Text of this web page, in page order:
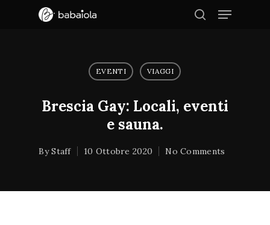
Hit enter to search or ESC to close
EVENTI VIAGGI
Brescia Gay: Locali, eventi
e sauna.
ByStaff 10 Ottobre 2020 No Comments